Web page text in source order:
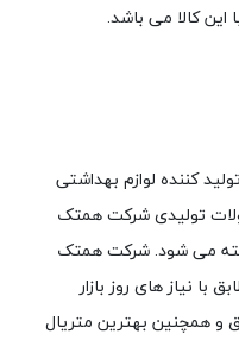
کالا می باشد.
کننده لوازم بهداشتی
تولیدی شرکت همتک
می شود. شرکت همتک
نیاز های روز بازار
و همچنین بهترین متریال